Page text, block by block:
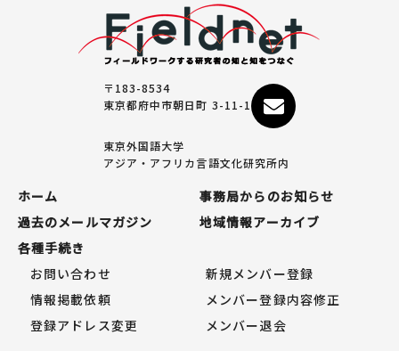
〒183-8534
東京都府中市朝日町 3-11-1
東京外国語大学
アジア・アフリカ言語文化研究所内
ホーム
事務局からのお知らせ
過去のメールマガジン
地域情報アーカイブ
各種手続き
お問い合わせ
新規メンバー登録
情報掲載依頼
メンバー登録内容修正
登録アドレス変更
メンバー退会